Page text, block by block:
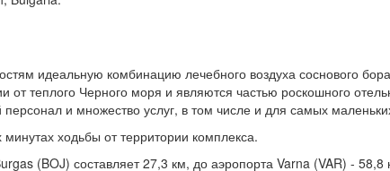
идеальную комбинацию лечебного воздуха соснового
от теплого Черного моря и являются частью роскошного
и множество услуг, в том числе и для самых
ходьбы от территории комплекса.
(BOJ) составляет 27,3 км, до аэропорта Varna (VAR) - 58,8